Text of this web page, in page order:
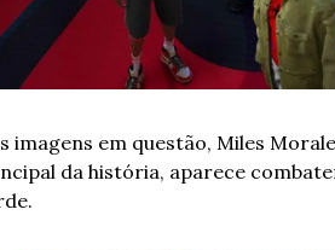
imagens em questão, Miles
da história, aparece